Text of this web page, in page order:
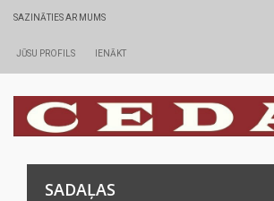
SAZINĀTIES AR MUMS
IENĀKT
JŪSU PROFILS
SADAĻAS